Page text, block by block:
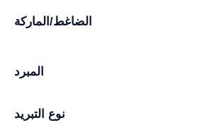
الضاغط/الماركة
المبرد
نوع التبريد